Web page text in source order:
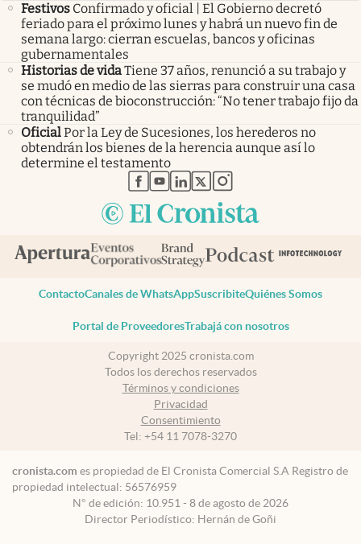
Festivos Confirmado y oficial | El Gobierno decretó
feriado para el próximo lunes y habrá un nuevo fin de
semana largo: cierran escuelas, bancos y oficinas
gubernamentales
Historias de vidaTiene 37 años, renunció a su trabajo y
se mudó en medio de las sierras para construir una casa
con técnicas de bioconstrucción: “No tener trabajo fijo da
tranquilidad”
OficialPor la Ley de Sucesiones, los herederos no
obtendrán los bienes de la herencia aunque así lo
determine el testamento
abre en nueva pestaña
abre en nueva pestaña
abre en nueva pestaña
abre en nueva pestaña
abre en nueva pestaña
ContactoCanales de WhatsAppSuscribiteQuiénes Somos
Portal de ProveedoresTrabajá con nosotros
Copyright 2025 cronista.com
Todos los derechos reservados
Términos y condiciones
Privacidad
Consentimiento
Tel: +54 11 7078-3270
cronista.com es propiedad de El Cronista Comercial S.A Registro de
propiedad intelectual: 56576959
N° de edición: 10.951 - 8 de agosto de 2026
Director Periodístico: Hernán de Goñi